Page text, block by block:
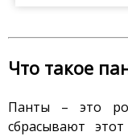
Что такое
Панты – это
сбрасывают